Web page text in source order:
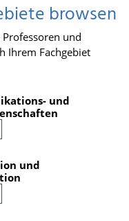
browsen
und
Ihrem Fachgebiet
und
und